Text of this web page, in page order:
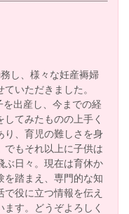
し、様々な妊産褥婦
いただきました。
出産し、今までの経
てみたものの上手く
り、育児の難しさを身
でもそれ以上に子供は
ぶ日々。現在は育休か
を踏まえ、専門的な知
役に立つ情報を伝え
す。どうぞよろしく